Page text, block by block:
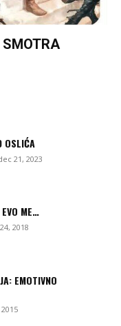
OSLIĆA
21, 2023
ME…
2018
EMOTIVNO